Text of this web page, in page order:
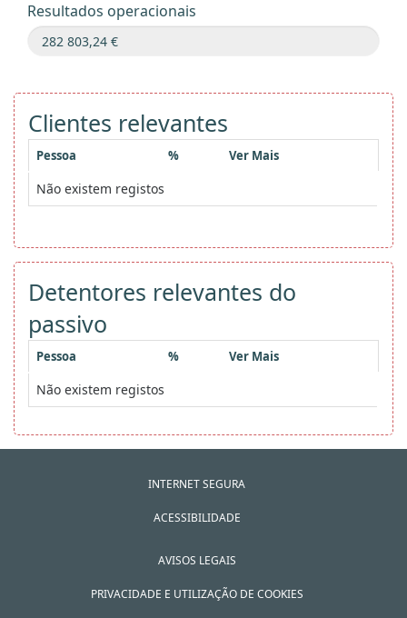
Resultados operacionais
Clientes relevantes
Pessoa % Ver Mais
Não existem registos
Detentores relevantes do
passivo
Pessoa % Ver Mais
Não existem registos
INTERNET SEGURA
ACESSIBILIDADE
AVISOS LEGAIS
PRIVACIDADE E UTILIZAÇÃO DE COOKIES